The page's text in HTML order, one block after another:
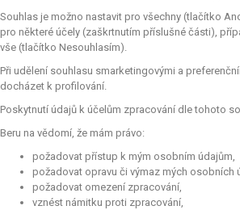
Souhlas je možno nastavit pro všechny (tlačítko
pro některé účely (zaškrtnutím příslušné části),
vše (tlačítko Nesouhlasím).
Při udělení souhlasu smarketingovými a
docházet k profilování.
Poskytnutí údajů k účelům zpracování dle tohoto
Beru na vědomí, že mám právo:
požadovat přístup k mým osobním údajům,
požadovat opravu či výmaz mých osobních
požadovat omezení zpracování,
vznést námitku proti zpracování,